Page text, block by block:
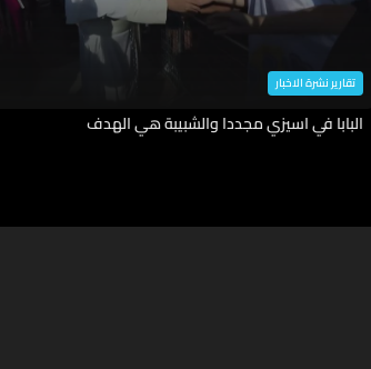
تقارير نشرة الاخبار
البابا في اسيزي مجددا والشبيبة هي الهدف